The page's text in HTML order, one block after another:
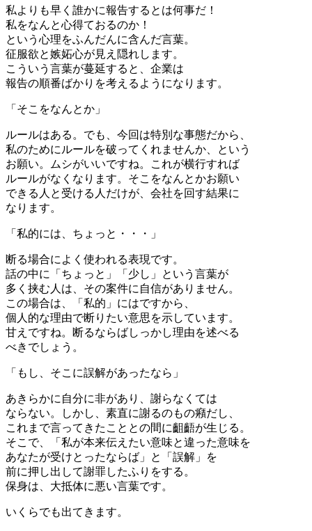
私よりも早く誰かに報告するとは何事だ！
私をなんと心得ておるのか！
という心理をふんだんに含んだ言葉。
征服欲と嫉妬心が見え隠れします。
こういう言葉が蔓延すると、企業は
報告の順番ばかりを考えるようになります。
「そこをなんとか」
ルールはある。でも、今回は特別な事態だから、
私のためにルールを破ってくれませんか、という
お願い。ムシがいいですね。これが横行すれば
ルールがなくなります。そこをなんとかお願い
できる人と受ける人だけが、会社を回す結果に
なります。
「私的には、ちょっと・・・」
断る場合によく使われる表現です。
話の中に「ちょっと」「少し」という言葉が
多く挟む人は、その案件に自信がありません。
この場合は、「私的」にはですから、
個人的な理由で断りたい意思を示しています。
甘えですね。断るならばしっかし理由を述べる
べきでしょう。
「もし、そこに誤解があったなら」
あきらかに自分に非があり、謝らなくては
ならない。しかし、素直に謝るのもの癪だし、
これまで言ってきたこととの間に齟齬が生じる。
そこで、「私が本来伝えたい意味と違った意味を
あなたが受けとったならば」と「誤解」を
前に押し出して謝罪したふりをする。
保身は、大抵体に悪い言葉です。
いくらでも出てきます。